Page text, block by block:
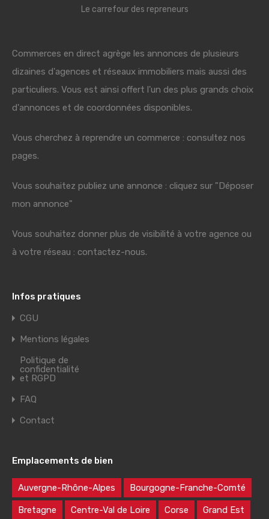
Le carrefour des repreneurs
Commerces en direct agrège les annonces de plusieurs
dizaines d'agences et réseaux immobiliers mais aussi des
particuliers. Vous est ainsi offert l'un des plus grands choix
d'annonces et de coordonnées disponibles.
Vous cherchez à reprendre un commerce : consultez nos
pages.
Vous souhaitez publiez une annonce : cliquez sur "Déposer
mon annonce"
Vous souhaitez donner plus de visibilité à votre agence ou
à votre réseau : contactez-nous.
Infos pratiques
CGU
Mentions légales
Politique de
confidentialité
et RGPD
FAQ
Contact
Emplacements de bien
Auvergne-Rhône-Alpes Bourgogne-Franche-Comté
Bretagne Centre-Val de Loire Corse Grand Est